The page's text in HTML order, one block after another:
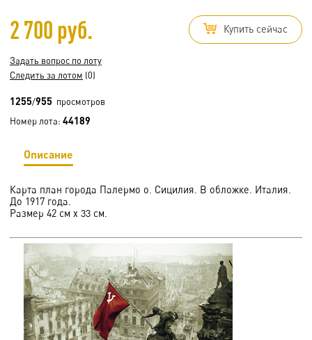
2 700 руб. Купить сейчас
Задать вопрос по лоту
Следить за лотом (0)
1255/955 просмотров
Номер лота: 44189
Описание
Карта план города Палермо о. Сицилия. В обложке. Италия.
До 1917 года.
Размер 42 см х 33 см.